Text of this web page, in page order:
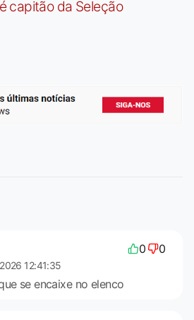
capitão da Seleção
0 0
12:41:35
se encaixe no elenco